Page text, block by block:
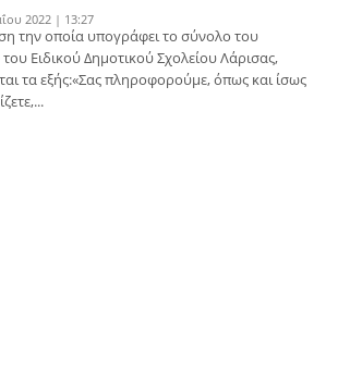
2022 | 13:27
την οποία υπογράφει το σύνολο του
Ειδικού Δημοτικού Σχολείου Λάρισας,
τα εξής:«Σας πληροφορούμε, όπως και ίσως